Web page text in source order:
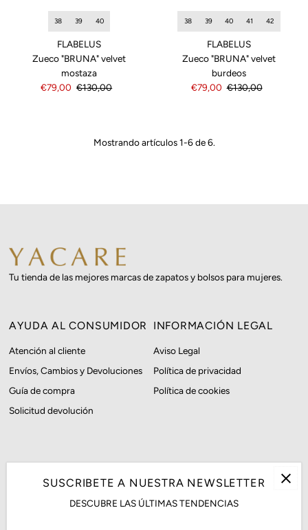
38 39 40
FLABELUS
Zueco "BRUNA" velvet
mostaza
Precio
€79,00 Precio
€130,00
38 39 40 41 42
FLABELUS
Zueco "BRUNA" velvet
burdeos
Precio
€79,00 Precio
€130,00
Mostrando artículos 1-6 de 6.
Tu tienda de las mejores marcas de zapatos y bolsos para mujeres.
AYUDA AL CONSUMIDOR
Atención al cliente
Envíos, Cambios y Devoluciones
Guía de compra
Solicitud devolución
INFORMACIÓN LEGAL
Aviso Legal
Política de privacidad
Política de cookies
SUSCRIBETE A NUESTRA NEWSLETTER
DESCUBRE LAS ÚLTIMAS TENDENCIAS